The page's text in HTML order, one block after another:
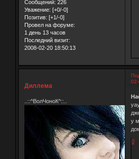
Сообщений: 226
Уважение: [+0/-0]
Позитив: [+1/-0]
Провел на форуме:
1 день 13 часов
Последний визит:
2008-02-20 18:50:13
Диллема
..::^ВолЧоноК^::..
у
0